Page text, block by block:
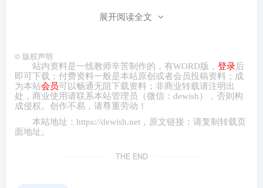
殊性之中，这与漫画寓意无关。
【模拟
6．【答案】C【详解】漫画中，面对老人摔倒，好几个
旁观人员只顾拍照点赞，而不付诸救助实践，启示我们要树
立实践第一的观点。 ①：“刀在石上磨，人在干中学”，比喻
人在艰苦困难的环境中，可以煅炼成材，可以学到很多东
西，侧重强调实践是认识的来源，①排除。 ②：“十个嘴把
展开阅读全文
© 版权声明
站内资料是一线教师辛苦制作的，有WORD版， 登录后
即可下载；付费资料一般是本站原创或者会员投稿资料；成
为本站会员可以畅通无阻下载资料；非商业转载请注明出
处，商业使用请联系本站管理员（微信： dewish ），否则构
成侵权。创作不易，请尊重劳动！
本站地址： https://dewish.net ，原文链接：请复制转载页
面地址。
THE END